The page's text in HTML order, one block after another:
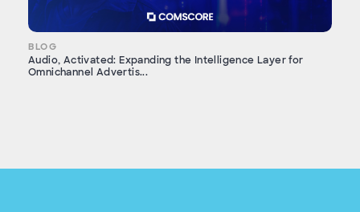
BLOG
Audio, Activated: Expanding the Intelligence Layer for
Omnichannel Advertis...